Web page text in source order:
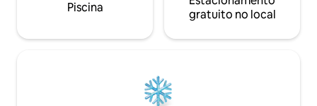
Piscina
gratuito no local